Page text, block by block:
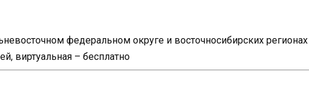
федеральном округе и восточносибирских регионах
виртуальная – бесплатно